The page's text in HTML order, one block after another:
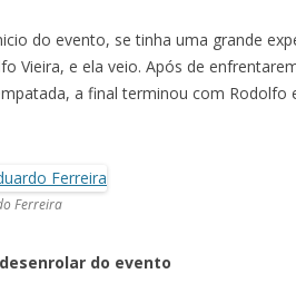
do evento, se tinha uma grande
Vieira, e ela veio. Após de
a final terminou com Rodolfo
Ferreira
do evento